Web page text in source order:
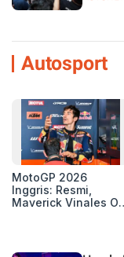
Autosport
MotoGP 2026
Inggris: Resmi,
Maverick Vinales
Selanjutnya Belum